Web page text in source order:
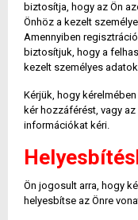
biztosítja, hogy az Ön
Önhöz a kezelt
Amennyiben
biztosítjuk, hogy a
kezelt személyes
Kérjük, hogy
kér hozzáférést, vagy
információkat kéri.
Ön jogosult arra, hogy
helyesbítse az Önre